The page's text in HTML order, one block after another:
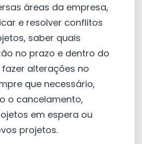
áreas da empresa,
e resolver conflitos
saber quais
no prazo e dentro do
alterações no
que necessário,
o cancelamento,
em espera ou
projetos.